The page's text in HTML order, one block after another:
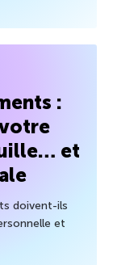
:
et
doivent-ils
et